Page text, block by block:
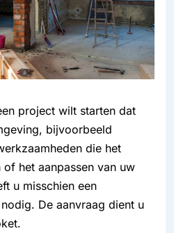
project wilt starten dat
bijvoorbeeld
die het
het aanpassen van uw
u misschien een
De aanvraag dient u